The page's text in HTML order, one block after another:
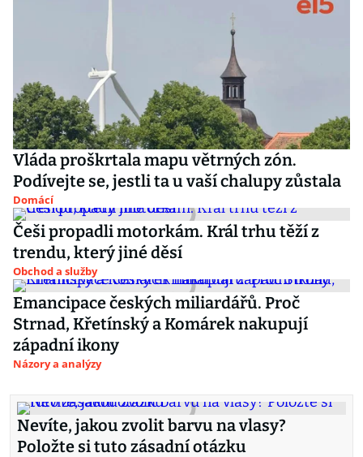
Vláda proškrtala mapu větrných zón.
Podívejte se, jestli ta u vaší chalupy zůstala
Domácí
Češi propadli motorkám. Král trhu těží z
trendu, který jiné děsí
Obchod a služby
Emancipace českých miliardářů. Proč
Strnad, Křetínský a Komárek nakupují
západní ikony
Názory a analýzy
Nevíte, jakou zvolit barvu na vlasy?
Položte si tuto zásadní otázku